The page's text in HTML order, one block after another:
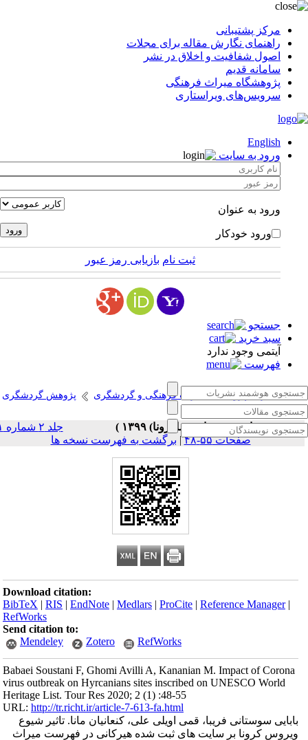
مرکز پشتیبانی
راهنمای نگارش مقاله برای مجلات
اصول شفافیت و اخلاق در نشر
سامانه قدیم
پژوهشگاه میراث فرهنگی
سرویس‌های ویراستاری
English
ورود به سایت
ورود به عنوان
ورود خودکار
ثبت نام بازیابی رمز عبور
جستجو
سبد خرید
آیتمی وجود ندارد
فهرست
انتشارات پژوهشگاه میراث فرهنگی و گردشگری پژوهش گردشگری
۱ - ( بهار (پساکرونا) ۱۳۹۹ )
جلد ۲ شماره ۱
صفحات ۵۵-۴۸
|برگشت به فهرست نسخه ها
Download citation:
BibTeX |RIS |EndNote |Medlars |ProCite |Reference Manager
RefWorks
Send citation to:
Mendeley
Zotero RefWorks
Babaei Soustani F, Ghomi Avilli A, Kananian M. Impact of Corona
virus outbreak on Hyrcanians sites inscribed on UNESCO World
Heritage List. Tour Res 2020; 2 (1) :48-55
URL:http://tr.richt.ir/article-7-613-fa.html
بابایی سوستانی فریبا، قمی اویلی علی، کنعانیان مانا. تاثیر شیوع
ویروس کرونا بر سایت های ثبت شده هیرکانی در فهرست میراث